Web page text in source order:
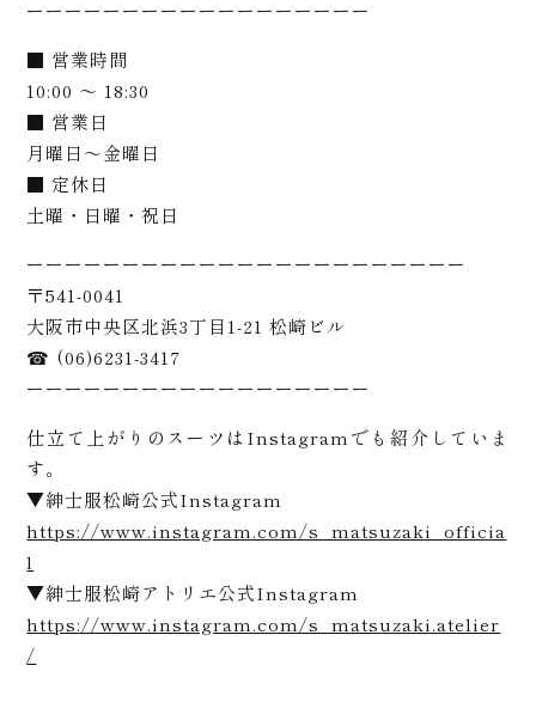
内
紹
ーーーーーーーーーーーーーーーーーー
■ 営業時間
10:00 ～ 18:30
■ 営業日
月曜日〜金曜日
■ 定休日
土曜・日曜・祝日
ーーーーーーーーーーーーーーーーーーーーーーー
〒541-0041
大阪市中央区北浜3丁目1-21 松崎ビル
☎ (06)6231-3417
ーーーーーーーーーーーーーーーーーー
仕立て上がりのスーツはInstagramでも紹介していま
す。
▼紳士服松崎公式Instagram
https://www.instagram.com/s_matsuzaki_officia
l
▼紳士服松崎アトリエ公式Instagram
https://www.instagram.com/s_matsuzaki.atelier
/